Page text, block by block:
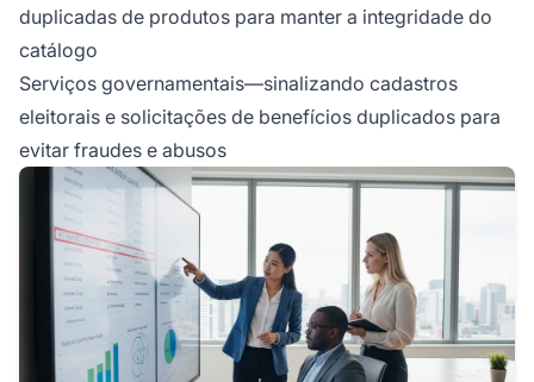
duplicadas de produtos para manter a integridade do
catálogo
Serviços governamentais—sinalizando cadastros
eleitorais e solicitações de benefícios duplicados para
evitar fraudes e abusos